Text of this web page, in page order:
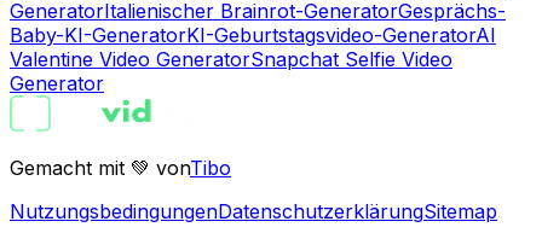
GeneratorItalienischer Brainrot-GeneratorGesprächs-
Baby-KI-GeneratorKI-Geburtstagsvideo-GeneratorAI
Valentine Video GeneratorSnapchat Selfie Video
Generator
Gemacht mit 💚 vonTibo
NutzungsbedingungenDatenschutzerklärungSitemap